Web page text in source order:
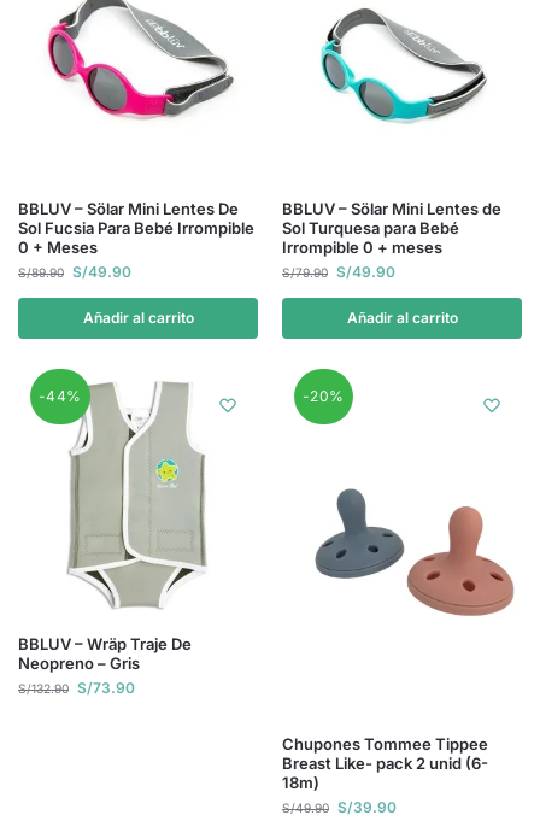
BBLUV – Sölar Mini Lentes De
Sol Fucsia Para Bebé Irrompible
0 + Meses
S/89.90 S/49.90
Añadir al carrito
BBLUV – Sölar Mini Lentes de
Sol Turquesa para Bebé
Irrompible 0 + meses
S/79.90 S/49.90
Añadir al carrito
-44%
BBLUV – Wräp Traje De
Neopreno – Gris
S/132.90 S/73.90
-20%
Chupones Tommee Tippee
Breast Like- pack 2 unid (6-
18m)
S/49.90 S/39.90